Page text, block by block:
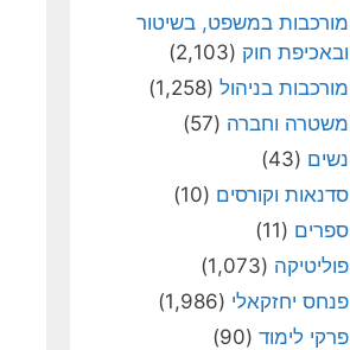
מורכבות במשפט, בשיטור
ובאכיפת חוק (2,103)
מורכבות בניהול (1,258)
משטרה וחברה (57)
נשים (43)
סדנאות וקורסים (10)
ספרים (11)
פוליטיקה (1,073)
פנחס יחזקאלי (1,986)
פרקי לימוד (90)